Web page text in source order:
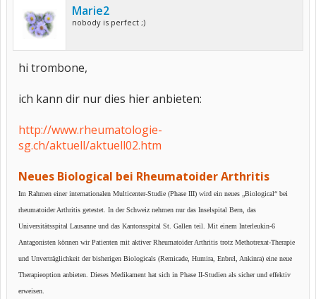
Marie2
nobody is perfect ;)
hi trombone,
ich kann dir nur dies hier anbieten:
http://www.rheumatologie-
sg.ch/aktuell/aktuell02.htm
Neues Biological bei Rheumatoider Arthritis
Im Rahmen einer internationalen Multicenter-Studie (Phase III) wird ein neues „Biological“ bei
rheumatoider Arthritis getestet. In der Schweiz nehmen nur das Inselspital Bern, das
Universitätsspital Lausanne und das Kantonsspital St. Gallen teil. Mit einem Interleukin-6
Antagonisten können wir Patienten mit aktiver Rheumatoider Arthritis trotz Methotrexat-Therapie
und Unverträglichkeit der bisherigen Biologicals (Remicade, Humira, Enbrel, Ankinra) eine neue
Therapieoption anbieten. Dieses Medikament hat sich in Phase II-Studien als sicher und effektiv
erweisen.